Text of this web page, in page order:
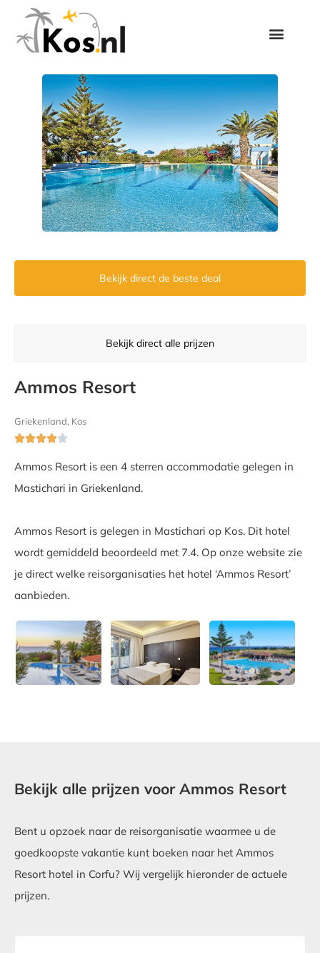
Bekijk direct de beste deal
Bekijk direct alle prijzen
Ammos Resort
Griekenland, Kos

Ammos Resort is een 4 sterren accommodatie gelegen in
Mastichari in Griekenland.
Ammos Resort is gelegen in Mastichari op Kos. Dit hotel
wordt gemiddeld beoordeeld met 7.4. Op onze website zie
je direct welke reisorganisaties het hotel ‘Ammos Resort’
aanbieden.
Bekijk alle prijzen voor Ammos Resort
Bent u opzoek naar de reisorganisatie waarmee u de
goedkoopste vakantie kunt boeken naar het Ammos
Resort hotel in Corfu? Wij vergelijk hieronder de actuele
prijzen.